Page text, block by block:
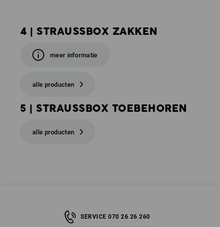
4 | STRAUSSBOX ZAKKEN
meer informatie
alle producten
5 | STRAUSSBOX TOEBEHOREN
alle producten
SERVICE 070 26 26 260